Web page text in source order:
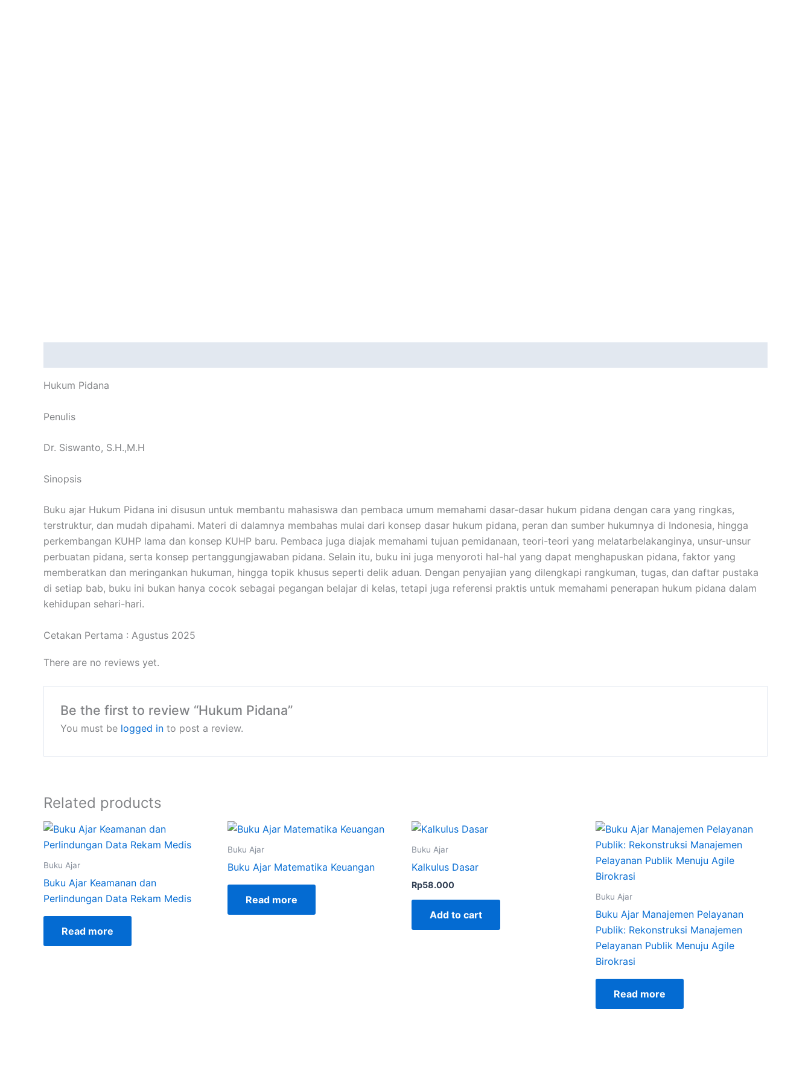
Hukum Pidana
Penulis
Dr. Siswanto, S.H.,M.H
Sinopsis
Buku ajar Hukum Pidana ini disusun untuk membantu mahasiswa dan pembaca umum memahami dasar-dasar hukum pidana dengan cara yang ringkas,
terstruktur, dan mudah dipahami. Materi di dalamnya membahas mulai dari konsep dasar hukum pidana, peran dan sumber hukumnya di Indonesia, hingga
perkembangan KUHP lama dan konsep KUHP baru. Pembaca juga diajak memahami tujuan pemidanaan, teori-teori yang melatarbelakanginya, unsur-unsur
perbuatan pidana, serta konsep pertanggungjawaban pidana. Selain itu, buku ini juga menyoroti hal-hal yang dapat menghapuskan pidana, faktor yang
memberatkan dan meringankan hukuman, hingga topik khusus seperti delik aduan. Dengan penyajian yang dilengkapi rangkuman, tugas, dan daftar pustaka
di setiap bab, buku ini bukan hanya cocok sebagai pegangan belajar di kelas, tetapi juga referensi praktis untuk memahami penerapan hukum pidana dalam
kehidupan sehari-hari.
Cetakan Pertama : Agustus 2025
There are no reviews yet.
Be the first to review “Hukum Pidana”
You must be logged into post a review.
Related products
Buku Ajar
Buku Ajar Keamanan dan
Perlindungan Data Rekam Medis
Read more
Buku Ajar
Buku Ajar Matematika Keuangan
Read more
Buku Ajar
Kalkulus Dasar
Rp58.000
Add to cart
Buku Ajar
Buku Ajar Manajemen Pelayanan
Publik: Rekonstruksi Manajemen
Pelayanan Publik Menuju Agile
Birokrasi
Read more